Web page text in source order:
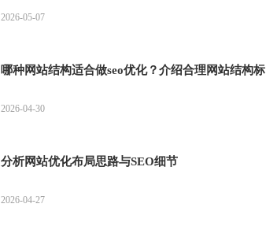
2026-05-07
哪种网站结构适合做seo优化？介绍合理网站结构标
2026-04-30
分析网站优化布局思路与SEO细节
2026-04-27